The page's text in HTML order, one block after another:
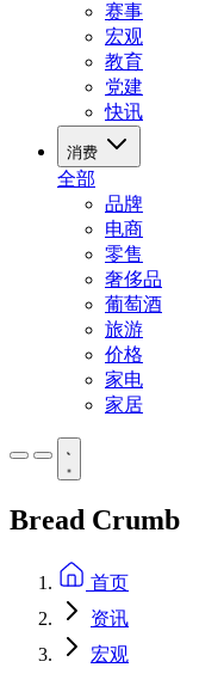
赛事
宏观
教育
党建
快讯
消费
全部
品牌
电商
零售
奢侈品
葡萄酒
旅游
价格
家电
家居
Bread Crumb
首页
资讯
宏观